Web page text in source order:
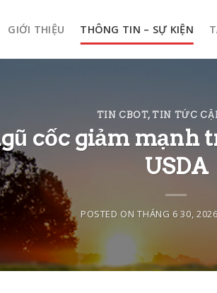
GIỚI THIỆU THÔNG TIN – SỰ KIỆN
TIN CBOT,TIN TỨC
cốc giảm
USDA
POSTED ONTHÁNG 6 30, 2026